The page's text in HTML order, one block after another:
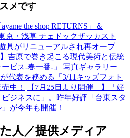
メです
the shop RETURNS」＆
東京・浅草 チェドックザッカスト
具がリニューアルされ再オープ
】吉原で巻き起こる現代美術と伝統
ビス-春一番-」
写真ギャラリー
代表を務める「3/11キッズフォト
中！
【7月25日より開催！】「好
ジネスに」。昨年好評「台東スタ
が今年も開催！
人／提供メディア